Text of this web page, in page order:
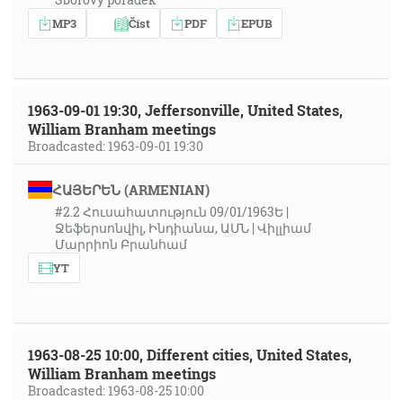
MP3 Číst PDF EPUB
1963-09-01 19:30, Jeffersonville, United States,
William Branham meetings
Broadcasted: 1963-09-01 19:30
ՀԱՅԵՐԵՆ (ARMENIAN)
#2.2 Հուսահատություն 09/01/1963Ե |
Ջեֆերսոնվիլ, Ինդիանա, ԱՄՆ | Վիլլիամ
Մարրիոն Բրանհամ
YT
1963-08-25 10:00, Different cities, United States,
William Branham meetings
Broadcasted: 1963-08-25 10:00